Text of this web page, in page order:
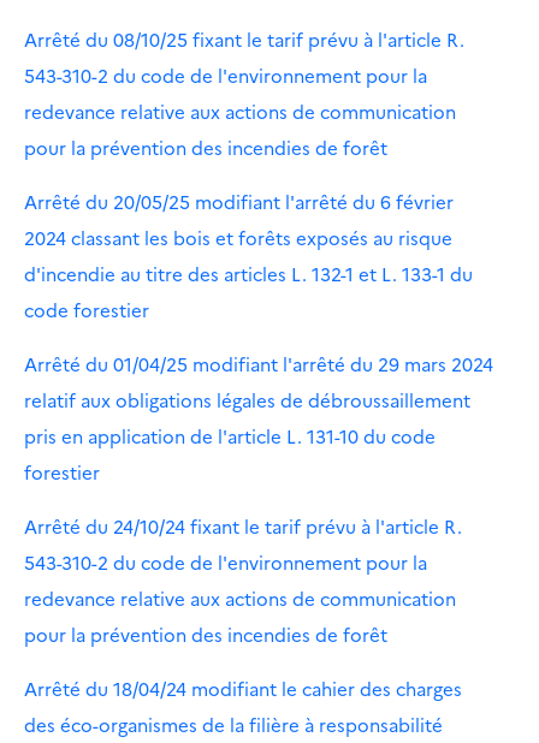
Arrêté du 08/10/25 fixant le tarif prévu à l'article R.
543-310-2 du code de l'environnement pour la
redevance relative aux actions de communication
pour la prévention des incendies de forêt
Arrêté du 20/05/25 modifiant l'arrêté du 6 février
2024 classant les bois et forêts exposés au risque
d'incendie au titre des articles L. 132-1 et L. 133-1 du
code forestier
Arrêté du 01/04/25 modifiant l'arrêté du 29 mars 2024
relatif aux obligations légales de débroussaillement
pris en application de l'article L. 131-10 du code
forestier
Arrêté du 24/10/24 fixant le tarif prévu à l'article R.
543-310-2 du code de l'environnement pour la
redevance relative aux actions de communication
pour la prévention des incendies de forêt
Arrêté du 18/04/24 modifiant le cahier des charges
des éco-organismes de la filière à responsabilité